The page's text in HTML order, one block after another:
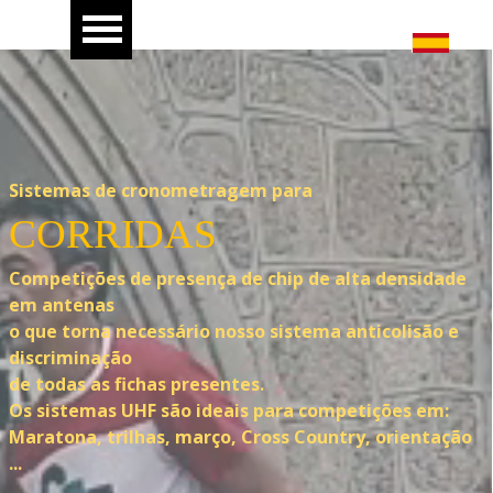
Sistemas de cronometragem para
CORRIDAS
Competições de presença de chip de alta densidade
em antenas
o que torna necessário nosso sistema anticolisão e
discriminação
de todas as fichas presentes.
Os sistemas UHF são ideais para competições em:
Maratona, trilhas, março, Cross Country, orientação
...